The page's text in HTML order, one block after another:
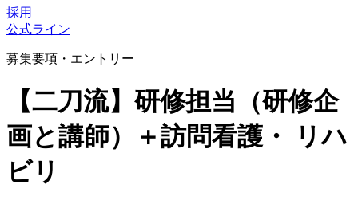
採用
公式ライン
募集要項・エントリー
【二刀流】研修担当（研修企
画と講師）＋訪問看護・ リハ
ビリ